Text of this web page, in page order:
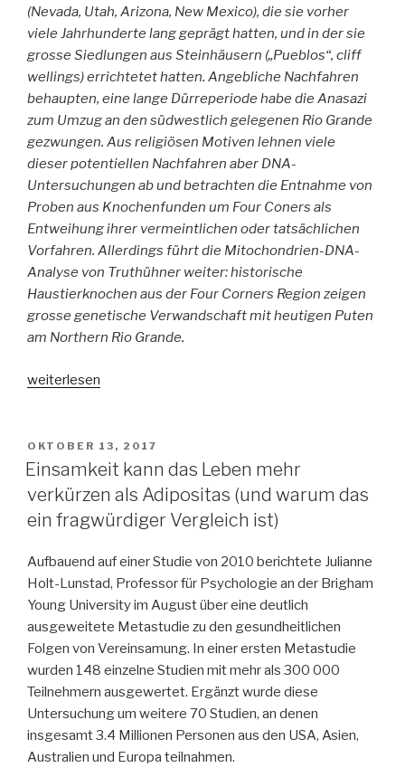
(Nevada, Utah, Arizona, New Mexico), die sie vorher
viele Jahrhunderte lang geprägt hatten, und in der sie
grosse Siedlungen aus Steinhäusern („Pueblos“, cliff
wellings) errichtetet hatten. Angebliche Nachfahren
behaupten, eine lange Dürreperiode habe die Anasazi
zum Umzug an den südwestlich gelegenen Rio Grande
gezwungen. Aus religiösen Motiven lehnen viele
dieser potentiellen Nachfahren aber DNA-
Untersuchungen ab und betrachten die Entnahme von
Proben aus Knochenfunden um Four Coners als
Entweihung ihrer vermeintlichen oder tatsächlichen
Vorfahren. Allerdings führt die Mitochondrien-DNA-
Analyse von Truthühner weiter: historische
Haustierknochen aus der Four Corners Region zeigen
grosse genetische Verwandschaft mit heutigen Puten
am Northern Rio Grande.
„Die
Truthahns“
weiterlesen
VERÖFFENTLICHT
AM
OKTOBER 13, 2017
Einsamkeit kann das Leben mehr
verkürzen als Adipositas (und warum das
ein fragwürdiger Vergleich ist)
Aufbauend auf einer Studie von 2010 berichtete Julianne
Holt-Lunstad, Professor für Psychologie an der Brigham
Young University im August über eine deutlich
ausgeweitete Metastudie zu den gesundheitlichen
Folgen von Vereinsamung. In einer ersten Metastudie
wurden 148 einzelne Studien mit mehr als 300 000
Teilnehmern ausgewertet. Ergänzt wurde diese
Untersuchung um weitere 70 Studien, an denen
insgesamt 3.4 Millionen Personen aus den USA, Asien,
Australien und Europa teilnahmen.